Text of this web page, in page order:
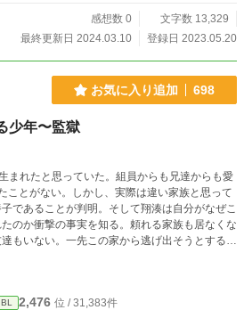
感想数 0
文字数 13,329
最終更新日 2024.03.10
登録日 2023.05.20
お気に入り追加 698
少年〜監獄
まれたと思っていた。組員からも兄達からも愛
ことがない。しかし、実際は違い家族と思って
であることが判明。そして翔湊は自分がなぜこ
のか衝撃の事実を知る。頼れる家族も居なくな
もいない。一先この家から逃げ出そうとする。
ー？ 最後はハッピーエンドで
BL 2,476 位 / 31,383件